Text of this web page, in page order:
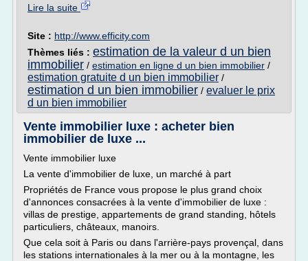
Lire la suite
Site : http://www.efficity.com
Thèmes liés : estimation de la valeur d un bien
immobilier / estimation en ligne d un bien immobilier /
estimation gratuite d un bien immobilier /
estimation d un bien immobilier / evaluer le prix
d un bien immobilier
Vente immobilier luxe : acheter bien
immobilier de luxe ...
Vente immobilier luxe
La vente d'immobilier de luxe, un marché à part
Propriétés de France vous propose le plus grand choix
d'annonces consacrées à la vente d'immobilier de luxe :
villas de prestige, appartements de grand standing, hôtels
particuliers, châteaux, manoirs.
Que cela soit à Paris ou dans l'arrière-pays provençal, dans
les stations internationales à la mer ou à la montagne, les